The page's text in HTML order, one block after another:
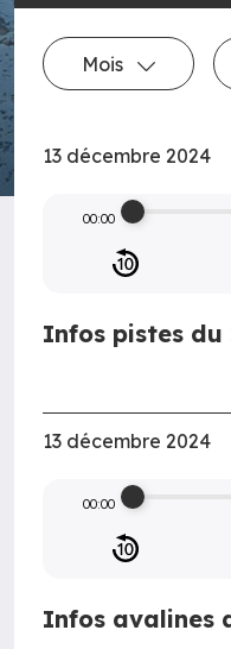
Mois
13 décembre 2024
00:00
Infos pistes du
13 décembre 2024
00:00
Infos avalines